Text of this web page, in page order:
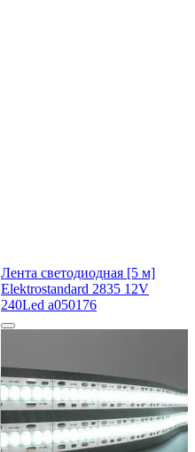
Лента светодиодная [5 м]
Elektrostandard 2835 12V
240Led a050176